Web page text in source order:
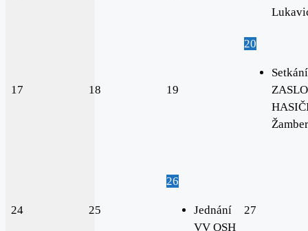
17 18 19
20
Setkání
24 25
26
Jednání
VV OSH
27